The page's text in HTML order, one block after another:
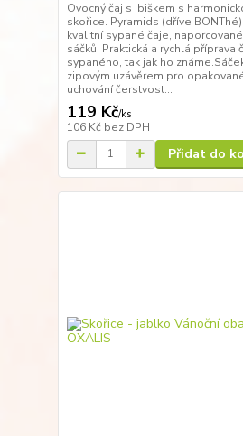
Ovocný čaj s ibiškem s
skořice. Pyramids (dříve
kvalitní sypané čaje,
sáčků. Praktická a rychlá příprava
sypaného, tak jak ho
zipovým uzávěrem pro
uchování čerstvost...
119 Kč/ks
106 Kč bez DPH
Přidat do